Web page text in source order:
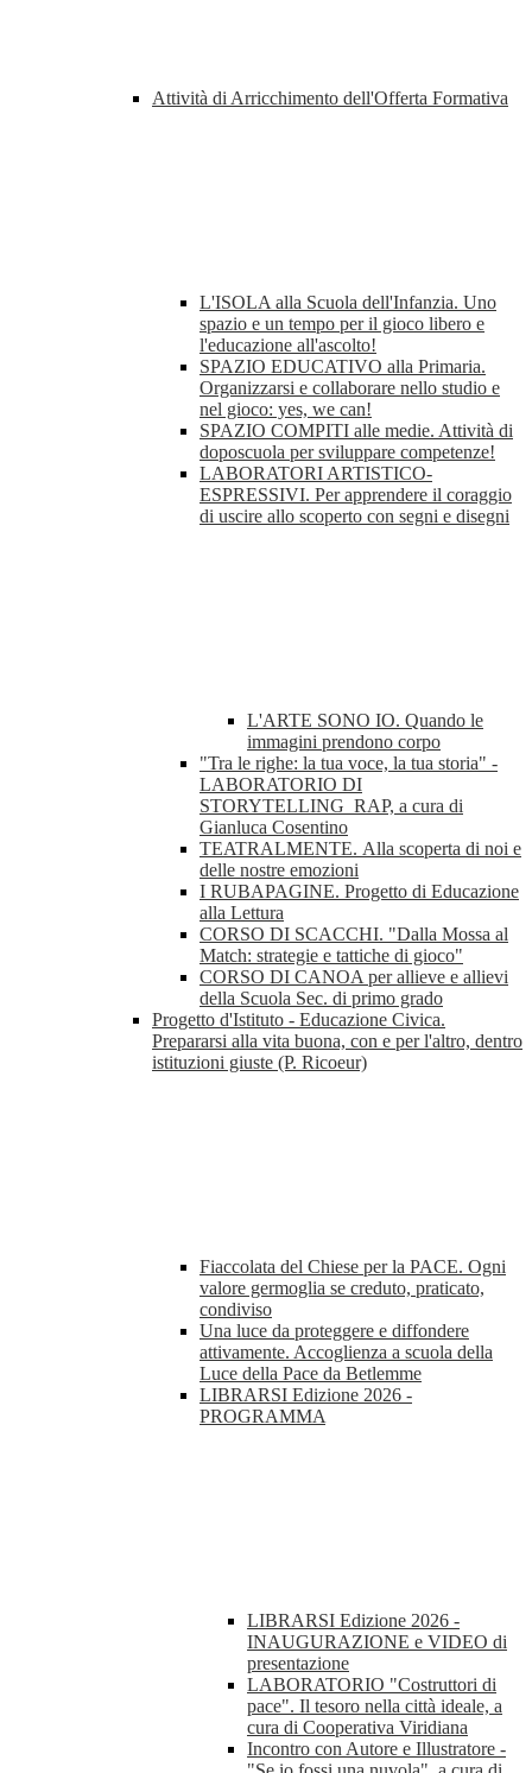
Attività di Arricchimento dell'Offerta Formativa
L'ISOLA alla Scuola dell'Infanzia. Uno
spazio e un tempo per il gioco libero e
l'educazione all'ascolto!
SPAZIO EDUCATIVO alla Primaria.
Organizzarsi e collaborare nello studio e
nel gioco: yes, we can!
SPAZIO COMPITI alle medie. Attività di
doposcuola per sviluppare competenze!
LABORATORI ARTISTICO-
ESPRESSIVI. Per apprendere il coraggio
di uscire allo scoperto con segni e disegni
L'ARTE SONO IO. Quando le
immagini prendono corpo
"Tra le righe: la tua voce, la tua storia" -
LABORATORIO DI
STORYTELLING_RAP, a cura di
Gianluca Cosentino
TEATRALMENTE. Alla scoperta di noi e
delle nostre emozioni
I RUBAPAGINE. Progetto di Educazione
alla Lettura
CORSO DI SCACCHI. "Dalla Mossa al
Match: strategie e tattiche di gioco"
CORSO DI CANOA per allieve e allievi
della Scuola Sec. di primo grado
Progetto d'Istituto - Educazione Civica.
Prepararsi alla vita buona, con e per l'altro, dentro
istituzioni giuste (P. Ricoeur)
Fiaccolata del Chiese per la PACE. Ogni
valore germoglia se creduto, praticato,
condiviso
Una luce da proteggere e diffondere
attivamente. Accoglienza a scuola della
Luce della Pace da Betlemme
LIBRARSI Edizione 2026 -
PROGRAMMA
LIBRARSI Edizione 2026 -
INAUGURAZIONE e VIDEO di
presentazione
LABORATORIO "Costruttori di
pace". Il tesoro nella città ideale, a
cura di Cooperativa Viridiana
Incontro con Autore e Illustratore -